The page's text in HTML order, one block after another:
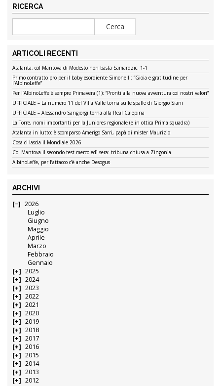
RICERCA
ARTICOLI RECENTI
Atalanta, col Mantova di Modesto non basta Samardzic: 1-1
Primo contratto pro per il baby esordiente Simonelli: “Gioia e gratitudine per
l’AlbinoLeffe”
Per l’AlbinoLeffe è sempre Primavera (1): “Pronti alla nuova avventura coi nostri valori”
UFFICIALE – La numero 11 del Villa Valle torna sulle spalle di Giorgio Siani
UFFICIALE – Alessandro Sangiorgi torna alla Real Calepina
La Torre, nomi importanti per la Juniores regionale (e in ottica Prima squadra)
Atalanta in lutto: è scomparso Amerigo Sarri, papà di mister Maurizio
Cosa ci lascia il Mondiale 2026
Col Mantova il secondo test mercoledì sera: tribuna chiusa a Zingonia
AlbinoLeffe, per l’attacco c’è anche Desogus
ARCHIVI
2026
Luglio
Giugno
Maggio
Aprile
Marzo
Febbraio
Gennaio
2025
2024
2023
2022
2021
2020
2019
2018
2017
2016
2015
2014
2013
2012